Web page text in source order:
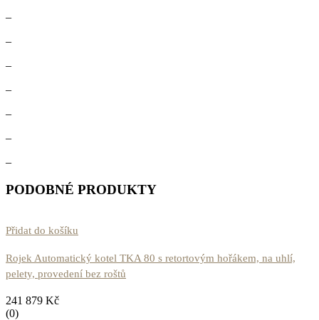
–
–
–
–
–
–
–
PODOBNÉ PRODUKTY
Přidat do košíku
Rojek Automatický kotel TKA 80 s retortovým hořákem, na uhlí,
pelety, provedení bez roštů
241 879 Kč
(0)